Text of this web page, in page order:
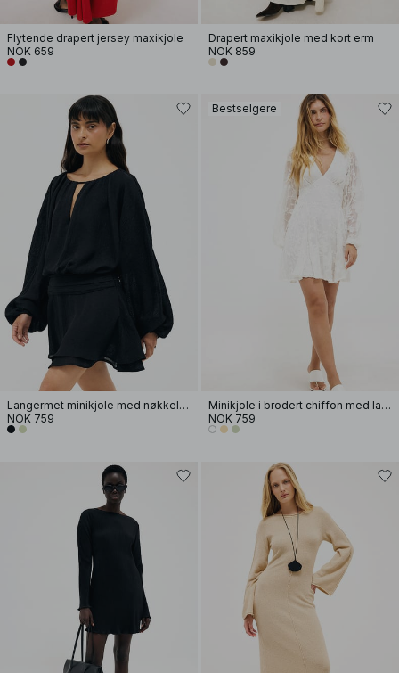
Flytende drapert jersey maxikjole
NOK 659
Drapert maxikjole med kort erm
NOK 859
Langermet minikjole med nøkkelhull
NOK 759
Bestselgere
Minikjole i brodert chiffon med lange ermer
NOK 759